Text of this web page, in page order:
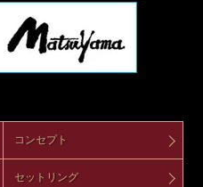
コンセプト
セットリング